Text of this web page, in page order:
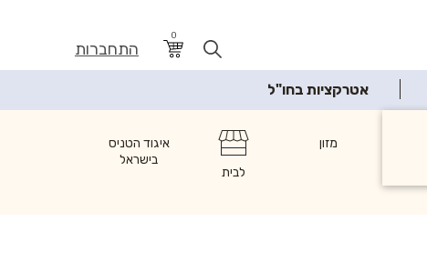
0
התחברות
אטרקציות בחו"ל
מזון
לבית
איגוד הטניס
בישראל